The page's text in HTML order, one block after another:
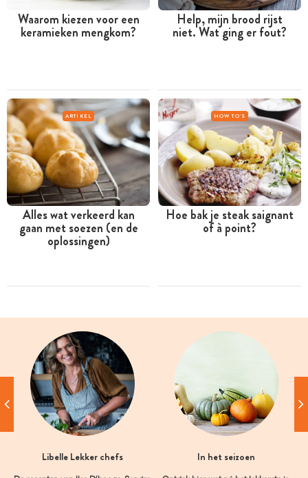
Waarom kiezen voor een
keramieken mengkom?
Help, mijn brood rijst
niet. Wat ging er fout?
ARTIKEL
Alles wat verkeerd kan
gaan met soezen (en de
oplossingen)
HOW TO'S
Hoe bak je steak saignant
of à point?
Libelle Lekker chefs In het seizoen